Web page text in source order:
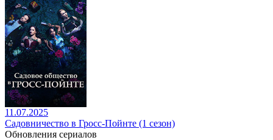
11.07.2025
Садовничество в Гросс-Пойнте (1 сезон)
Обновления сериалов